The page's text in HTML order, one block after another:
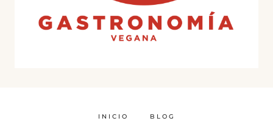
INICIO BLOG